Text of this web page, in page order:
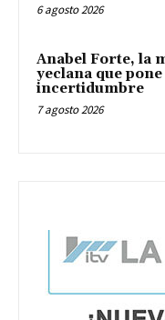
6 agosto 2026
Anabel Forte, la
yeclana que
incertidumbre
7 agosto 2026